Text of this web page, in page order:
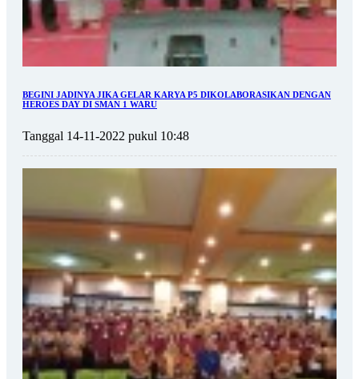
BEGINI JADINYA JIKA GELAR KARYA P5 DIKOLABORASIKAN DENGAN
HEROES DAY DI SMAN 1 WARU
Tanggal 14-11-2022 pukul 10:48